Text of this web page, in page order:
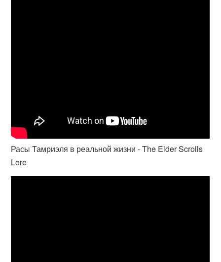
Расы Тамриэля в реальной жизни - The Elder Scrolls
Lore